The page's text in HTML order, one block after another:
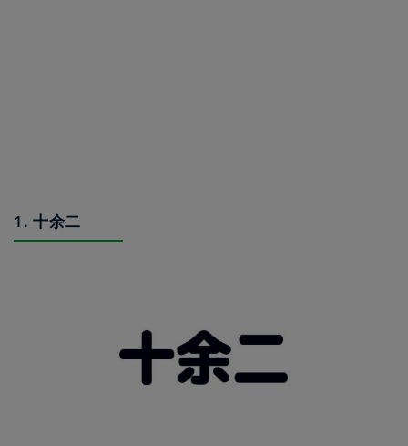
1. 十余二